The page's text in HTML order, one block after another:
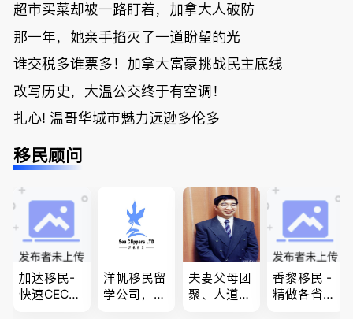
超市买菜却被一路盯着，加拿大人破防
那一年，她亲手掐灭了一道盼望的光
谁交税多谁票多！加拿大富豪挑战民主底线
改写历史，大温公交终于有空调！
扎心! 温哥华城市魅力远逊多伦多
移民顾问
加达移民-
快速CEC&P
洋帆移民留
学公司，精
夫妻父母团
聚、人道移
香黎移民 -
精做各省省